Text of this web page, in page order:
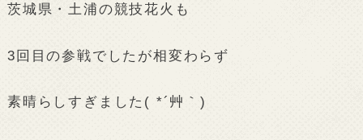
茨城県・土浦の競技花火も
3回目の参戦でしたが相変わらず
素晴らしすぎました( *´艸｀)